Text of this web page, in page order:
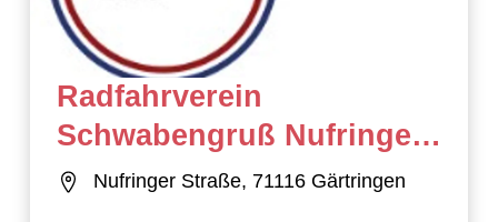
Radfahrverein
Schwabengruß Nufringen
e.V.Nufringer Straße, 71116 Gärtringen